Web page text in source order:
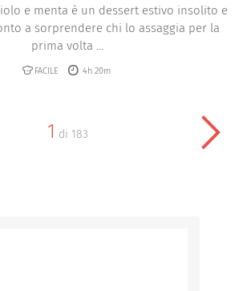
e menta è un dessert estivo insolito e
a sorprendere chi lo assaggia per la
prima volta ...
FACILE 4h 20m
1 di 183